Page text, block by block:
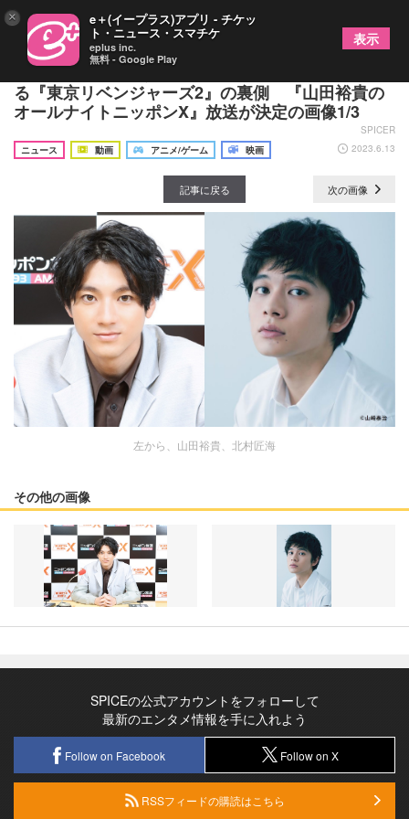
ドラケン・山田裕貴とタケミチ・北村匠海が生で語
る『東京リベンジャーズ2』の裏側 『山田裕貴の
オールナイトニッポンX』放送が決定の画像1/3
SPICER
ニュース
動画 アニメ/ゲーム 映画 2023.6.13
記事に戻る 次の画像
左から、山田裕貴、北村匠海
その他の画像
SPICEの公式アカウントをフォローして
最新のエンタメ情報を手に入れよう
Follow on Facebook Follow on X
RSSフィードの購読はこちら
× e＋(イープラス)アプリ - チケッ
ト・ニュース・スマチケ
eplus inc.
無料 - Google Play
表示